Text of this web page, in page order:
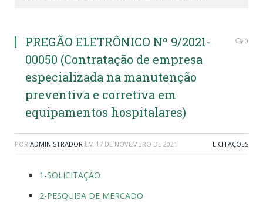
PREGÃO ELETRÔNICO Nº 9/2021-
00050 (Contratação de empresa
especializada na manutenção
preventiva e corretiva em
equipamentos hospitalares)
0
POR ADMINISTRADOR EM 17 DE NOVEMBRO DE 2021 LICITAÇÕES
1-SOLICITAÇÃO
2-PESQUISA DE MERCADO